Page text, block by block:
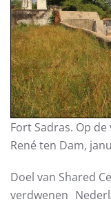
Fort Sadras. Op
René ten Dam,
Doel van Shared
verdwenen